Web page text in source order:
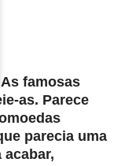
As famosas
as. Parece
parecia uma
acabar,